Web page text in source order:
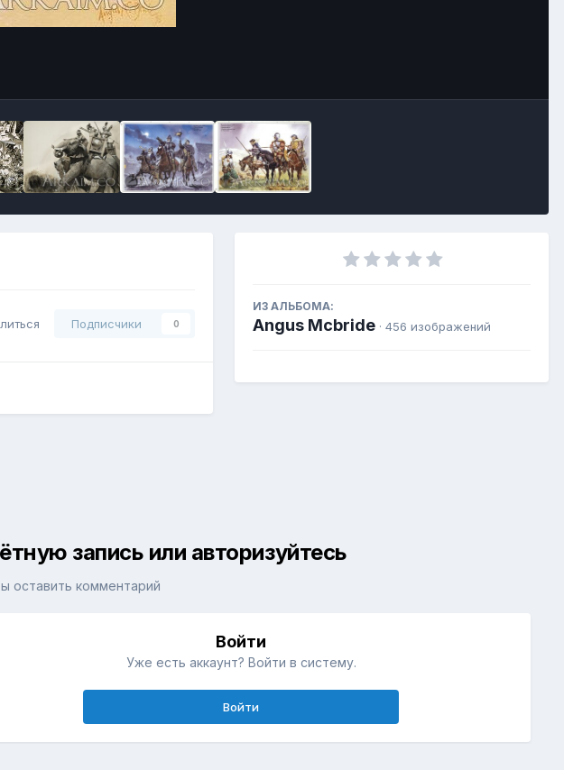
Подписчики 0
ИЗ АЛЬБОМА:
Angus Mcbride · 456 изображений
запись или авторизуйтесь
оставить комментарий
Войти
Уже есть аккаунт? Войти в систему.
Войти